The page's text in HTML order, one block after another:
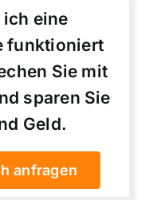
eine
funktioniert
Sie mit
sparen Sie
Geld.
anfragen